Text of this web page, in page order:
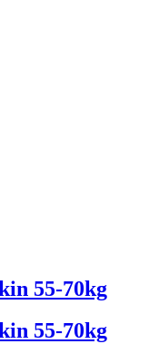
55-70kg
55-70kg